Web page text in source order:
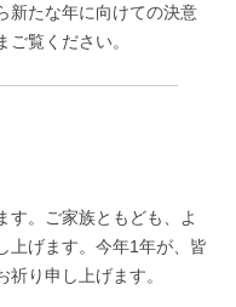
新たな年に向けての決意
覧ください。
す。ご家族ともども、よ
上げます。今年1年が、皆
り申し上げます。